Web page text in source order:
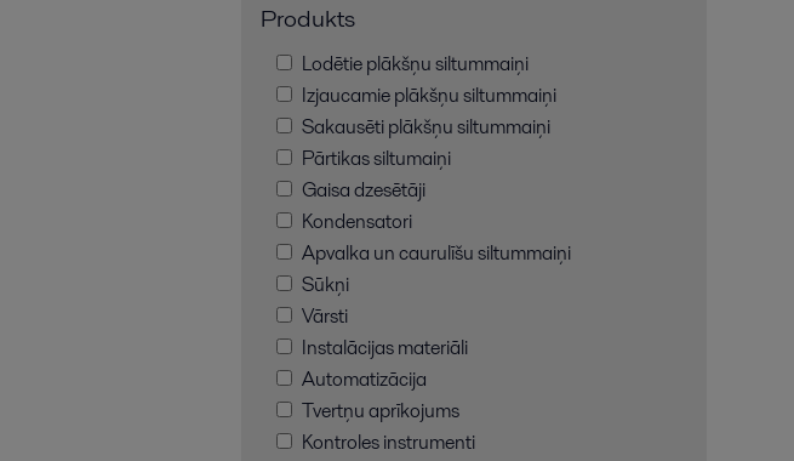
Produkts
Lodētie plākšņu siltummaiņi
Izjaucamie plākšņu siltummaiņi
Sakausēti plākšņu siltummaiņi
Pārtikas siltumaiņi
Gaisa dzesētāji
Kondensatori
Apvalka un caurulīšu siltummaiņi
Sūkņi
Vārsti
Instalācijas materiāli
Automatizācija
Tvertņu aprīkojums
Kontroles instrumenti